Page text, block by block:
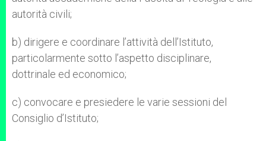
autorità civili;
b) dirigere e coordinare l’attività dell’Istituto,
particolarmente sotto l’aspetto disciplinare,
dottrinale ed economico;
c) convocare e presiedere le varie sessioni del
Consiglio d’Istituto;